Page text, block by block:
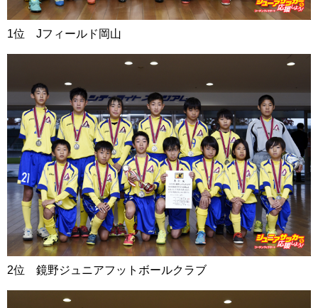
1位 Jフィールド岡山
2位 鏡野ジュニアフットボールクラブ